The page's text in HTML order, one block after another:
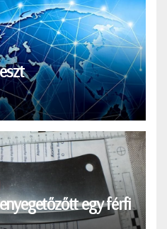
egy férfi